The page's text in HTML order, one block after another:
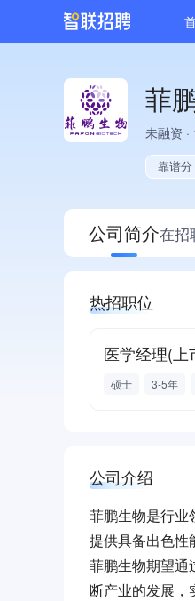
菲
未融资 ·
靠谱分
公司简介在招
热招职位
医学经理(上
硕士 3-5年
公司介绍
菲鹏生物是行业
提供具备出色性
菲鹏生物期望通
断产业的发展，